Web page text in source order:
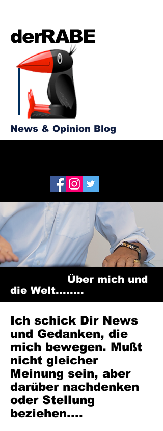
derRABE
News & Opinion Blog
Über mich und
die Welt........
Ich schick Dir News
und Gedanken, die
mich bewegen. Mußt
nicht gleicher
Meinung sein, aber
darüber nachdenken
oder Stellung
beziehen....